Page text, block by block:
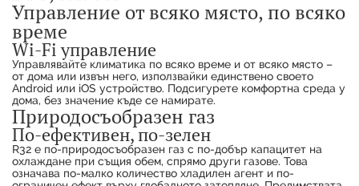
Управление от всяко място, по всяко
време
Wi-Fi управление
Управлявайте климатика по всяко време и от всяко място –
от дома или извън него, използвайки единствено своето
Android или iOS устройство. Подсигурете комфортна среда у
дома, без значение къде се намирате.
Природосъобразен газ
По-ефективен, по-зелен
R32 е по-природосъобразен газ с по-добър капацитет на
охлаждане при същия обем, спрямо други газове. Това
означава по-малко количество хладилен агент и по-